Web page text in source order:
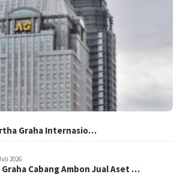
Graha Internasio…
2026
Cabang Ambon Jual Aset …